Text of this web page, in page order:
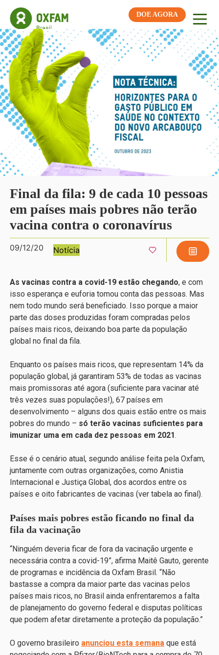
DOE AGORA
Final da fila: 9 de cada 10 pessoas
em países mais pobres não terão
vacina contra o coronavírus
09/12/20 Notícia
As vacinas contra a covid-19 estão chegando, e com
isso esperança e euforia tomou conta das pessoas. Mas
nem todo mundo será beneficiado. Isso porque a maior
parte das doses produzidas foram compradas pelos
países mais ricos, deixando boa parte da população
global no final da fila.
Enquanto os países mais ricos, que representam 14% da
população global, já garantiram 53% de todas as vacinas
mais promissoras até agora (suficiente para vacinar até
três vezes suas populações!), 67 países em
desenvolvimento – alguns dos quais estão entre os mais
pobres do mundo – só terão vacinas suficientes para
imunizar uma em cada dez pessoas em 2021.
Esse é o cenário atual, segundo análise feita pela Oxfam,
juntamente com outras organizações, como Anistia
Internacional e Justiça Global, dos acordos entre os
países e oito fabricantes de vacinas (ver tabela ao final).
Países mais pobres estão ficando no final da
fila da vacinação
“Ninguém deveria ficar de fora da vacinação urgente e
necessária contra a covid-19”, afirma Maitê Gauto, gerente
de programas e incidência da Oxfam Brasil. “Não
bastasse a compra da maior parte das vacinas pelos
países mais ricos, no Brasil ainda enfrentaremos a falta
de planejamento do governo federal e disputas políticas
que podem afetar diretamente a proteção da população.”
O governo brasileiro anunciou esta semana que está